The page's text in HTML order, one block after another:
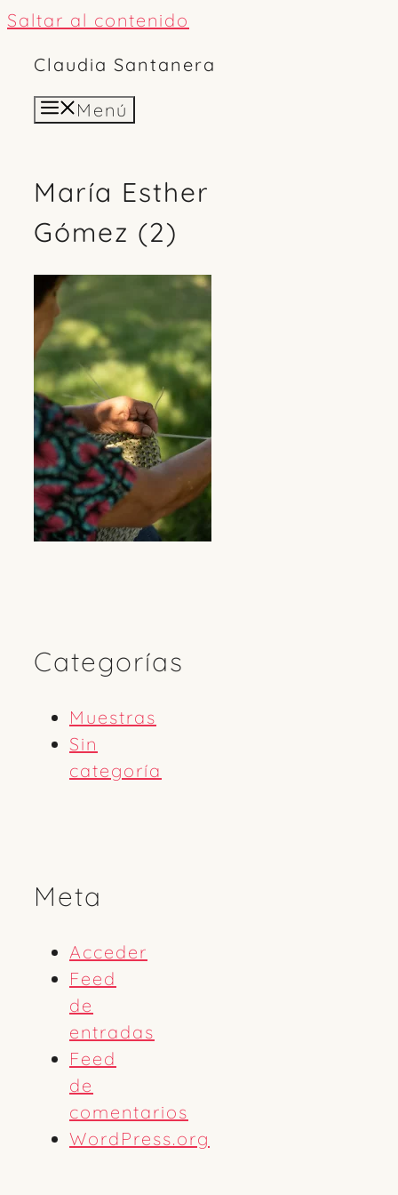
Saltar al contenido
Claudia Santanera
Menú
María Esther
Gómez (2)
Categorías
Muestras
Sin
categoría
Meta
Acceder
Feed
de
entradas
Feed
de
comentarios
WordPress.org